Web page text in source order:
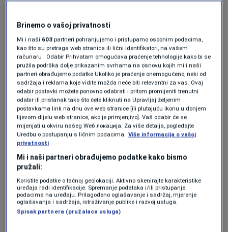
A-1 Nemila-Vranduk zatvorena je poddionica
Golubinja-Nemila, a promet vozila
preusmjeren je na magistralnu cestu M-17.
Zbog izvođenja radova na sanaciji kolovoza,
zatvorena je dionica autoceste A-1 Lašva-
Kakanj (u dužini od 6 km), a vozila se
usmjeravaju dvosmjerno, suprotnom stranom
autoceste.
Na autocesti A-1 dionicama Sarajevo zapad-
Lepenica i Bijača-Počitelj (most Hercegovina),
zbog aktuelnih radova saobraćaj je
Brinemo o vašoj privatnosti
Mi i naši 603 partneri pohranjujemo i pristupamo osobnim podacima,
kao što su pretraga web stranica ili lični identifikatori, na vašem
računaru . Odabir Prihvatam omogućava praćenje tehnologije kako bi se
pružila podrška dolje prikazanim svrhama na osnovu kojih mi i naši
partneri obrađujemo podatke Ukoliko je praćenje onemogućeno, neki od
sadržaja i reklama koje vidite možda neće biti relevantni za vas. Ovaj
odabir postavki možete ponovno odabrati i pritom promijeniti trenutni
odabir ili pristanak tako što ćete kliknuti na Upravljaj željenim
postavkama link na dnu ove web stranice [ili plutajuću ikonu u donjem
lijevom dijelu web stranice, ako je primjenjivo]. Vaš odabir će se
mijenjati u okviru našeg Wеб локација. Za više detalja, pogledajte
Uredbu o postupanju s ličnim podacima. Više informacija o vašoj
privatnosti
Mi i naši partneri obrađujemo podatke kako bismo
pružali:
Koristite podatke o tačnoj geolokaciji. Aktivno skenirajte karakteristike
uređaja radi identifikacije. Spremanje podataka i/ili pristupanje
podacima na uređaju. Prilagođeno oglašavanje i sadržaj, mjerenje
oglašavanja i sadržaja, istraživanje publike i razvoj usluga.
Spisak partnera (pružalaca usluga)